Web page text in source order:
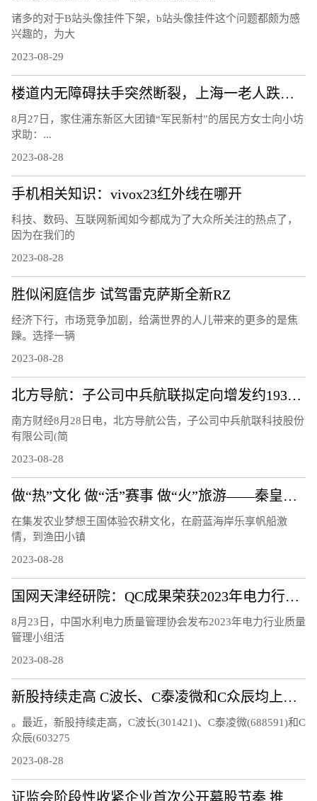
诸多的对于B站头像挂件下架，b站头像挂件这个问题都颇为感
兴趣的，为大
2023-08-29
楼道内无障碍扶手突然断裂，上海一老人跌下台阶右手骨折，责任谁担？
8月27日，家住浦东新区大团镇“军民新村”的居民方女士向小坊
求助：...
2023-08-28
手机相关知识：vivox23红外线在哪开
科技、数码、互联网新闻如今都成为了大众所关注的热点了，
因为在我们的
2023-08-28
胜似闲庭信步 试驾雷克萨斯全新RZ
经济下行，市场竞争加剧，给满世界的人儿带来的更多的是焦
躁。选择一辆
2023-08-28
北方导航：子公司中兵航联拟定向增发约1933.28万元用于补充流动资金
南方财经8月28日电，北方导航公告，子公司中兵航联科技股份
有限公司(简
2023-08-28
做“热”文化 做“活”赛事 做“火”旅游——秦皇岛文体旅融合发展观察
在集发农业梦想王国体验农耕文化，在蔚蓝海岸乐享帆船激
情，到渔田小镇
2023-08-28
国网天津经研院：QC成果荣获2023年电力行业质量管理小组活动成果三等奖
8月23日，中国水利电力质量管理协会发布2023年电力行业质量
管理小组活
2023-08-28
新股持续走高 C波长、C泰凌微和C众辰均上涨超过20%
。最近，新股持续走高，C波长(301421)、C泰凌微(688591)和C
众辰(603275
2023-08-28